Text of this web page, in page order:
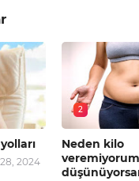
2024
2
Neden kilo